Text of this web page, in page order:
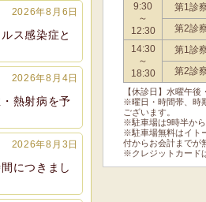
【休診日】水曜午後
※曜日・時間帯、時
ございます。
※駐車場は9時半から
※駐車場無料はイト
付からお会計までが
※クレジットカード
9:30
～
12:30
第1診
第2診
14:30
～
18:30
第1診
第2診
2026年8月6日
ス感染症と
2026年8月4日
熱射病を予
2026年8月3日
につきまし